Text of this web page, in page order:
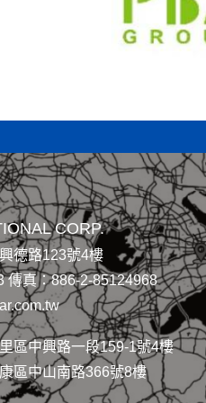
CORP.
德路123號4樓
傳真：886-2-85124968
區中興路一段159-1號4樓
區中山南路366號8樓